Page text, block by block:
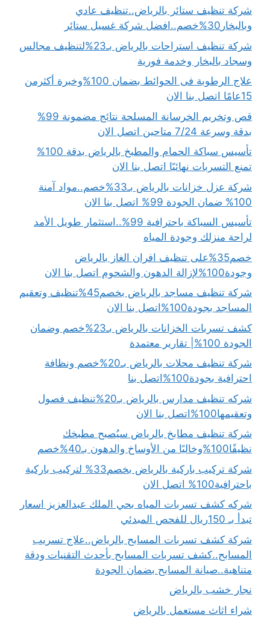
شركة تنظيف ستائر بالرياض..تنظيف عادي
وبالبخار30%خصم..افضل شركة غسيل ستائر
شركة تنظيف استراحات بالرياض بـ23%لتنظيف مجالس
وسجاد بالبخار وخدمة فورية
علاج الرطوبة فى الحوائط بضمان 100%وخبرة أكثرمن
15عامًا اتصل بنا الان
قص وتخريم الخرسانة المسلحة نتائج مضمونة 99%
بدقة وسرعة 7/24 متاحين اتصل الان
تأسيس سباكة الحمام والمطبخ بالرياض بدقة 100%
تمنع التسربات نهائيًا اتصل بنا الان
شركة عزل خزانات بالرياض بـ33%خصم..مواد آمنة
100% ضمان الجودة 99% اتصل بنا الان
تأسيس السباكة باحترافية 99%..استثمار طويل الأمد
لراحة منزلك وجودة المياه
خصم35%على تنظيف افران الغاز بالرياض
وجودة100%لإزالة الدهون والشحوم اتصل بنا الان
شركة تنظيف مساجد بالرياض بخصم45%تنظيف وتعقيم
المساجد بجودة100%اتصل بنا الان
كشف تسربات الخزانات بالرياض بـ23%خصم وضمان
الجودة 100%| تقارير معتمدة
شركة تنظيف محلات بالرياض بـ20%خصم ونظافة
احترافية بجودة100%اتصل بنا
شركه تنظيف مدارس بالرياض بـ20%تنظيف فصول
وتعقيمها100%اتصل بنا الان
شركة تنظيف مطابخ بالرياض سيُصبح مطبخك
نظيفًا100%وخاليًا من الأوساخ والدهون بـ40%خصم
شركة تركيب باركية بالرياض بخصم33% لتركيب باركية
باحترافية100% اتصل الان
شركه كشف تسربات المياه بحي الملك عبدالعزيز اسعار
تبدأ بـ 150ريال للفحص المبدئي
شركة كشف تسربات المسابح بالرياض..علاج تسريب
المسابح..كشف تسربات المسابح بأحدث التقنيات ودقة
متناهية..صيانة المسابح بضمان الجودة
نجار خشب بالرياض
شراء اثاث مستعمل بالرياض